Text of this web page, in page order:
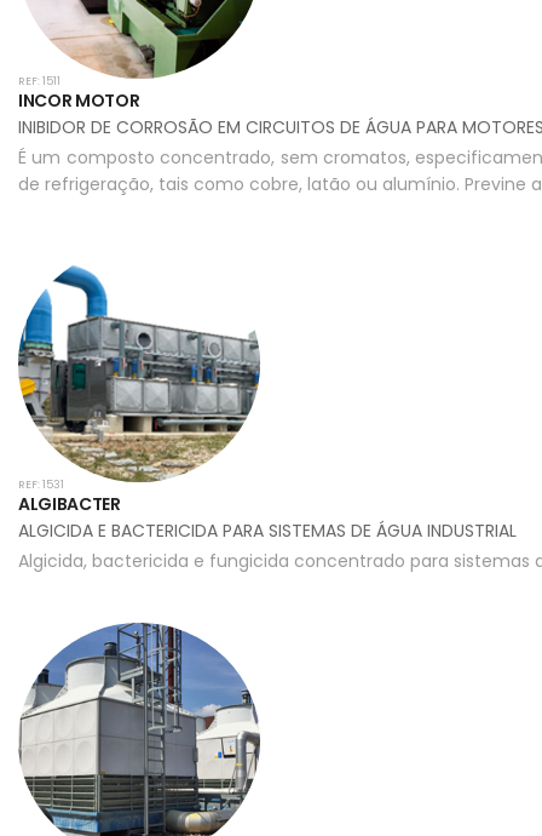
REF: 1511
INCOR MOTOR
INIBIDOR DE CORROSÃO EM CIRCUITOS DE ÁGUA PARA
É um composto concentrado, sem cromatos,
de refrigeração, tais como cobre, latão ou alumínio. Previne
REF: 1531
ALGIBACTER
ALGICIDA E BACTERICIDA PARA SISTEMAS DE ÁGUA INDUSTRIAL
Algicida, bactericida e fungicida concentrado para sistemas